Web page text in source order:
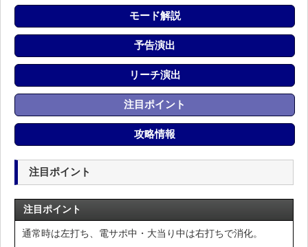
モード解説
予告演出
リーチ演出
注目ポイント
攻略情報
注目ポイント
注目ポイント
通常時は左打ち、電サポ中・大当り中は右打ちで消化。